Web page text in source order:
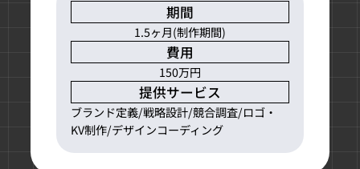
期間
1.5ヶ月(制作期間)
費用
150万円
提供サービス
ブランド定義/戦略設計/競合調査/ロゴ・
KV制作/デザインコーディング